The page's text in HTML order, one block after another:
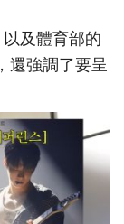
及體育部的
還強調了要呈